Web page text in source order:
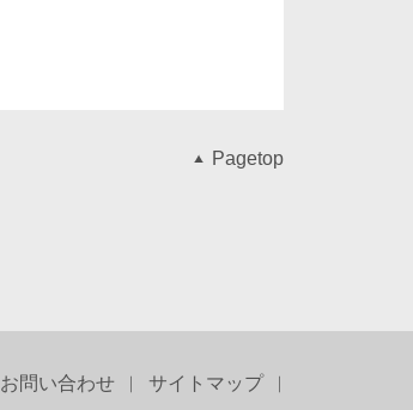
Pagetop
お問い合わせ サイトマップ